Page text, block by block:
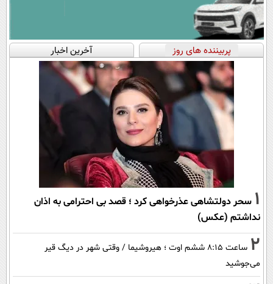
پربیننده های روز آخرین اخبار
1 سحر دولتشاهی عذرخواهی کرد ؛ قصد بی احترامی به اذان
نداشتم (عکس)
2
ساعت ۸:۱۵ ششم اوت ؛ هیروشیما / وقتی شهر در دیگ قیر
می‌جوشید